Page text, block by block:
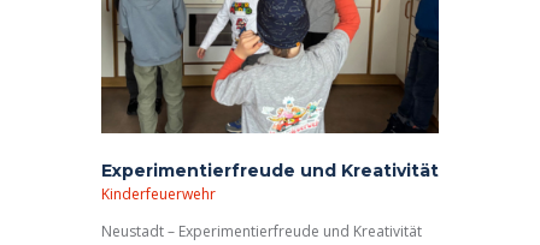
Experimentierfreude und Kreativität
Kinderfeuerwehr
Neustadt – Experimentierfreude und Kreativität